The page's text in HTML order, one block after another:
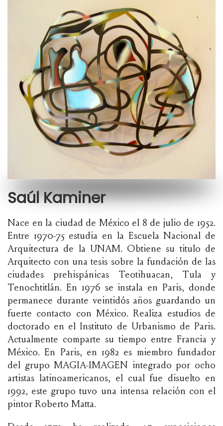
Saúl Kaminer
Nace en la ciudad de México el 8 de julio de 1952.
Entre 1970-75 estudia en la Escuela Nacional de
Arquitectura de la UNAM. Obtiene su titulo de
Arquitecto con una tesis sobre la fundación de las
ciudades prehispánicas Teotihuacan, Tula y
Tenochtitlán. En 1976 se instala en Paris, donde
permanece durante veintidós años guardando un
fuerte contacto con México. Realiza estudios de
doctorado en el Instituto de Urbanismo de Paris.
Actualmente comparte su tiempo entre Francia y
México. En Paris, en 1982 es miembro fundador
del grupo MAGIA-IMAGEN integrado por ocho
artistas latinoamericanos, el cual fue disuelto en
1992, este grupo tuvo una intensa relación con el
pintor Roberto Matta.